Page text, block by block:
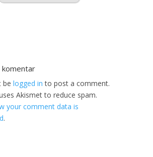
be logged in to post a comment.
Akismet to reduce spam.
your comment data is
.